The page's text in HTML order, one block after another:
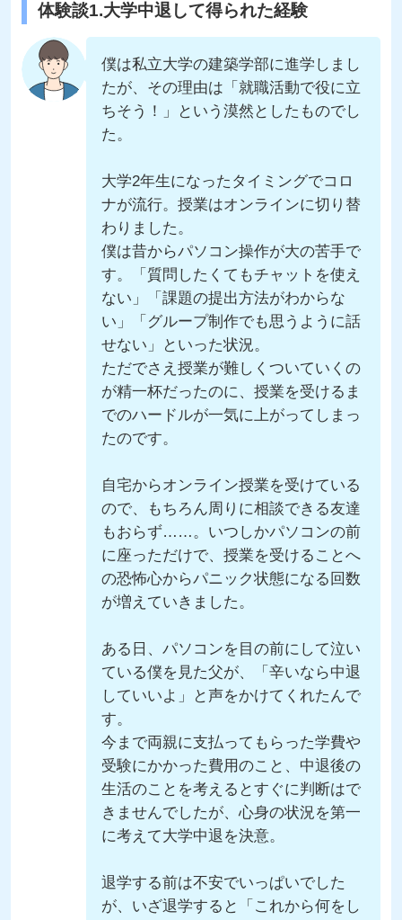
体験談1.大学中退して得られた経験
僕は私立大学の建築学部に進学しまし
たが、その理由は「就職活動で役に立
ちそう！」という漠然としたものでし
た。
大学2年生になったタイミングでコロ
ナが流行。授業はオンラインに切り替
わりました。
僕は昔からパソコン操作が大の苦手で
す。「質問したくてもチャットを使え
ない」「課題の提出方法がわからな
い」「グループ制作でも思うように話
せない」といった状況。
ただでさえ授業が難しくついていくの
が精一杯だったのに、授業を受けるま
でのハードルが一気に上がってしまっ
たのです。
自宅からオンライン授業を受けている
ので、もちろん周りに相談できる友達
もおらず……。いつしかパソコンの前
に座っただけで、授業を受けることへ
の恐怖心からパニック状態になる回数
が増えていきました。
ある日、パソコンを目の前にして泣い
ている僕を見た父が、「辛いなら中退
していいよ」と声をかけてくれたんで
す。
今まで両親に支払ってもらった学費や
受験にかかった費用のこと、中退後の
生活のことを考えるとすぐに判断はで
きませんでしたが、心身の状況を第一
に考えて大学中退を決意。
退学する前は不安でいっぱいでした
が、いざ退学すると「これから何をし